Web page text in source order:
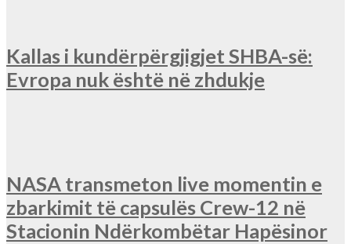
Kallas i kundërpërgjigjet SHBA-së:
Evropa nuk është në zhdukje
NASA transmeton live momentin e
zbarkimit të capsulës Crew-12 në
Stacionin Ndërkombëtar Hapësinor